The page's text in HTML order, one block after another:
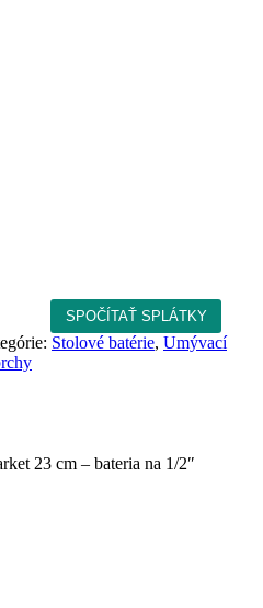
Stolové batérie, Umývací
23 cm – bateria na 1/2″